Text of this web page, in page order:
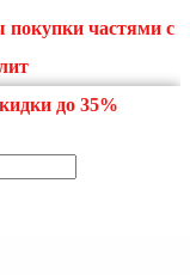
покупки частями с
до 35%